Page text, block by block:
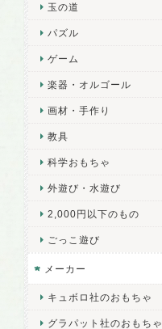
玉の道
パズル
ゲーム
楽器・オルゴール
画材・手作り
教具
科学おもちゃ
外遊び・水遊び
2,000円以下のもの
ごっこ遊び
メーカー
キュボロ社のおもちゃ
グラパット社のおもちゃ